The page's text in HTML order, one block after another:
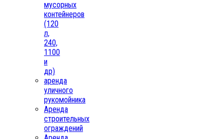
мусорных
контейнеров
(120
л,
240,
1100
и
др)
аренда
уличного
рукомойника
Аренда
строительных
ограждений